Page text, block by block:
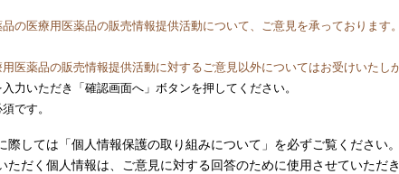
品の医療用医薬品の販売情報提供活動について、ご意見を承っておりま
医薬品の販売情報提供活動に対するご意見以外についてはお受けいたし
力いただき「確認画面へ」ボタンを押してください。
です。
際しては「個人情報保護の取り組みについて 」を必ずご覧ください。
ただく個人情報は、ご意見に対する回答のために使用させていただき